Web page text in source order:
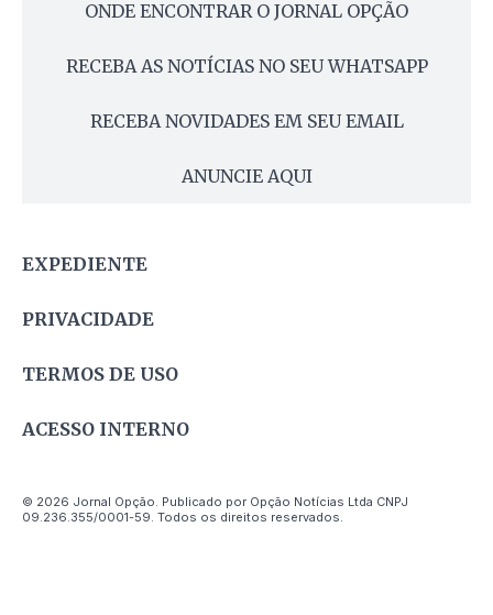
ONDE ENCONTRAR O JORNAL OPÇÃO
RECEBA AS NOTÍCIAS NO SEU WHATSAPP
RECEBA NOVIDADES EM SEU EMAIL
ANUNCIE AQUI
EXPEDIENTE
PRIVACIDADE
TERMOS DE USO
ACESSO INTERNO
© 2026 Jornal Opção. Publicado por Opção Notícias Ltda CNPJ
09.236.355/0001-59. Todos os direitos reservados.